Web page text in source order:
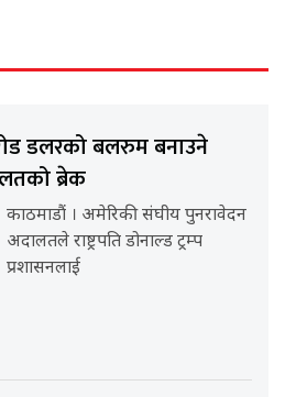
डलरको बलरुम बनाउने
ब्रेक
काठमाडौं । अमेरिकी संघीय पुनरावेदन
अदालतले राष्ट्रपति डोनाल्ड ट्रम्प
प्रशासनलाई